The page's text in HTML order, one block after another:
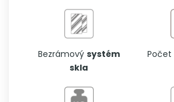
Bezrámový systém
skla
Počet